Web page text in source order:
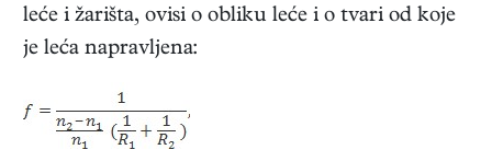
leće i žarišta, ovisi o obliku leće i o tvari od koje
je leća napravljena: